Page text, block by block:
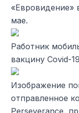
«Евровидение»
мае.
Работник
вакцину Covid-
Изображение
отправленное
Perseverance,